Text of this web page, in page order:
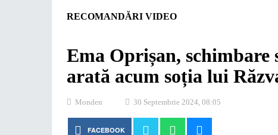
RECOMANDĂRI VIDEO
Ema Oprișan, schimbare
arată acum soția lui
Monden 30 Septembrie 2024, 08:05
FACEBOOK